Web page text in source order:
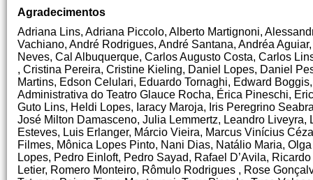
Agradecimentos
Adriana Lins, Adriana Piccolo, Alberto Martignoni,
Vachiano, André Rodrigues, André Santana, Andréa
Neves, Cal Albuquerque, Carlos Augusto Costa, Carlos
, Cristina Pereira, Cristine Kieling, Daniel Lopes, Daniel
Martins, Edson Celulari, Eduardo Tornaghi, Edward
Administrativa do Teatro Glauce Rocha, Érica Pineschi,
Guto Lins, Heldi Lopes, Iaracy Maroja, Iris Peregrino
José Milton Damasceno, Julia Lemmertz, Leandro
Esteves, Luis Erlanger, Márcio Vieira, Marcus Vinícius
Filmes, Mônica Lopes Pinto, Nani Dias, Natálio Maria,
Lopes, Pedro Einloft, Pedro Sayad, Rafael D’Avila,
Letier, Romero Monteiro, Rômulo Rodrigues , Rose